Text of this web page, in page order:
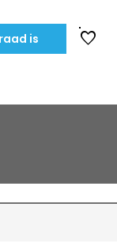
is favorite